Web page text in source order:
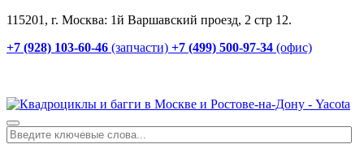
115201, г. Москва: 1й Варшавский проезд, 2 стр 12.
+7 (928) 103-60-46 (запчасти) +7 (499) 500-97-34 (офис)